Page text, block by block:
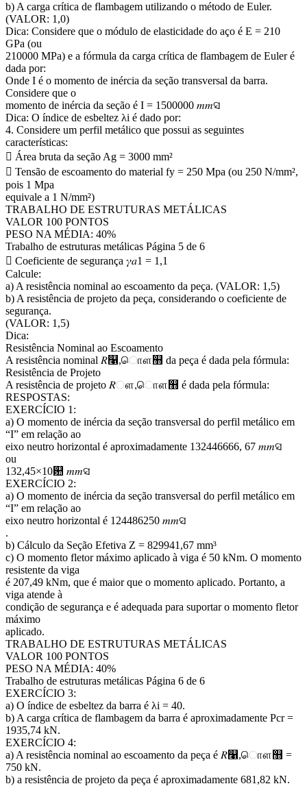
b) A carga crítica de flambagem utilizando o método de Euler.
(VALOR: 1,0)
Dica: Considere que o módulo de elasticidade do aço é E = 210
GPa (ou
210000 MPa) e a fórmula da carga crítica de flambagem de Euler é
dada por:
Onde I é o momento de inércia da seção transversal da barra.
Considere que o
momento de inércia da seção é I = 1500000 𝑚𝑚ସ
Dica: O índice de esbeltez λi é dado por:
4. Considere um perfil metálico que possui as seguintes
características:
 Área bruta da seção Ag = 3000 mm²
 Tensão de escoamento do material fy = 250 Mpa (ou 250 N/mm²,
pois 1 Mpa
equivale a 1 N/mm²)
TRABALHO DE ESTRUTURAS METÁLICAS
VALOR 100 PONTOS
PESO NA MÉDIA: 40%
Trabalho de estruturas metálicas Página 5 de 6
 Coeficiente de segurança 𝛾𝑎1 = 1,1
Calcule:
a) A resistência nominal ao escoamento da peça. (VALOR: 1,5)
b) A resistência de projeto da peça, considerando o coeficiente de
segurança.
(VALOR: 1,5)
Dica:
Resistência Nominal ao Escoamento
A resistência nominal 𝑅௡,ாௌ஻ da peça é dada pela fórmula:
Resistência de Projeto
A resistência de projeto 𝑅ௗ,ாௌ஻ é dada pela fórmula:
RESPOSTAS:
EXERCÍCIO 1:
a) O momento de inércia da seção transversal do perfil metálico em
“I” em relação ao
eixo neutro horizontal é aproximadamente 132446666, 67 𝑚𝑚ସ
ou
132,45×10଺ 𝑚𝑚ସ
EXERCÍCIO 2:
a) O momento de inércia da seção transversal do perfil metálico em
“I” em relação ao
eixo neutro horizontal é 124486250 𝑚𝑚ସ
.
b) Cálculo da Seção Efetiva Z = 829941,67 mm³
c) O momento fletor máximo aplicado à viga é 50 kNm. O momento
resistente da viga
é 207,49 kNm, que é maior que o momento aplicado. Portanto, a
viga atende à
condição de segurança e é adequada para suportar o momento fletor
máximo
aplicado.
TRABALHO DE ESTRUTURAS METÁLICAS
VALOR 100 PONTOS
PESO NA MÉDIA: 40%
Trabalho de estruturas metálicas Página 6 de 6
EXERCÍCIO 3:
a) O índice de esbeltez da barra é λi = 40.
b) A carga crítica de flambagem da barra é aproximadamente Pcr =
1935,74 kN.
EXERCÍCIO 4:
a) A resistência nominal ao escoamento da peça é 𝑅௡,ாௌ஻ =
750 kN.
b) a resistência de projeto da peça é aproximadamente 681,82 kN.